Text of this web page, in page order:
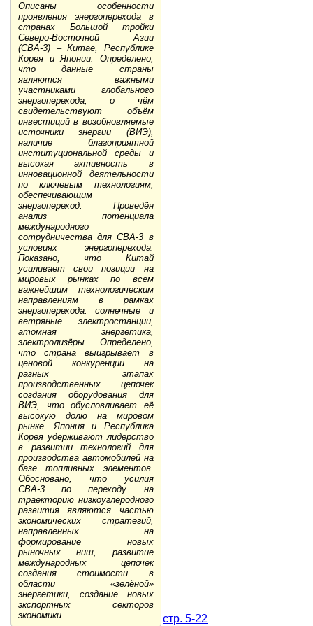
Описаны особенности
проявления энергоперехода в
странах Большой тройки
Северо-Восточной Азии
(СВА-3) – Китае, Республике
Корея и Японии. Определено,
что данные страны
являются важными
участниками глобального
энергоперехода, о чём
свидетельствуют объём
инвестиций в возобновляемые
источники энергии (ВИЭ),
наличие благоприятной
институциональной среды и
высокая активность в
инновационной деятельности
по ключевым технологиям,
обеспечивающим
энергопереход. Проведён
анализ потенциала
международного
сотрудничества для СВА-3 в
условиях энергоперехода.
Показано, что Китай
усиливает свои позиции на
мировых рынках по всем
важнейшим технологическим
направлениям в рамках
энергоперехода: солнечные и
ветряные электростанции,
атомная энергетика,
электролизёры. Определено,
что страна выигрывает в
ценовой конкуренции на
разных этапах
производственных цепочек
создания оборудования для
ВИЭ, что обусловливает её
высокую долю на мировом
рынке. Япония и Республика
Корея удерживают лидерство
в развитии технологий для
производства автомобилей на
базе топливных элементов.
Обосновано, что усилия
СВА-3 по переходу на
траекторию низкоуглеродного
развития являются частью
экономических стратегий,
направленных на
формирование новых
рыночных ниш, развитие
международных цепочек
создания стоимости в
области «зелёной»
энергетики, создание новых
экспортных секторов
экономики.
стр. 5-22